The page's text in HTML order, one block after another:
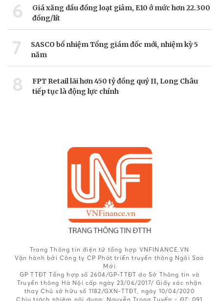
6
Giá xăng dầu đồng loạt giảm, E10 ở mức hơn 22.300
đồng/lít
7
SASCO bổ nhiệm Tổng giám đốc mới, nhiệm kỳ 5
năm
8
FPT Retail lãi hơn 450 tỷ đồng quý II, Long Châu
tiếp tục là động lực chính
Trang Thông tin điện tử tổng hợp VNFINANCE.VN
Vận hành bởi Công ty CP Phát triển truyền thông Ngôi Sao
Mới
GP TTĐT Tổng hợp số 2604/GP-TTĐT do Sở Thông tin và
Truyền thông Hà Nội cấp ngày 23/06/2017/ Giấy xác nhận
thay Chủ sở hữu số 1182/GXN-TTĐT, ngày 10/04/2020
Chịu trách nhiệm nội dung: Nguyễn Trọng Tuyến - ĐT: 091